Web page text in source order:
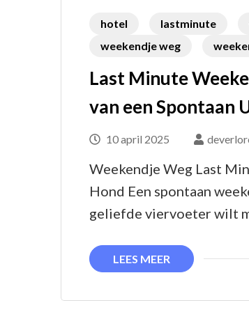
hotel lastminute
weekendje weg
Last Minute
van een Spontaan
10 april 2025
Weekendje Weg Last
Hond Een spontaan
geliefde viervoeter wilt
LEES MEER